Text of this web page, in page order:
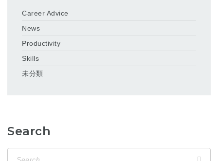
Career Advice
News
Productivity
Skills
未分類
Search